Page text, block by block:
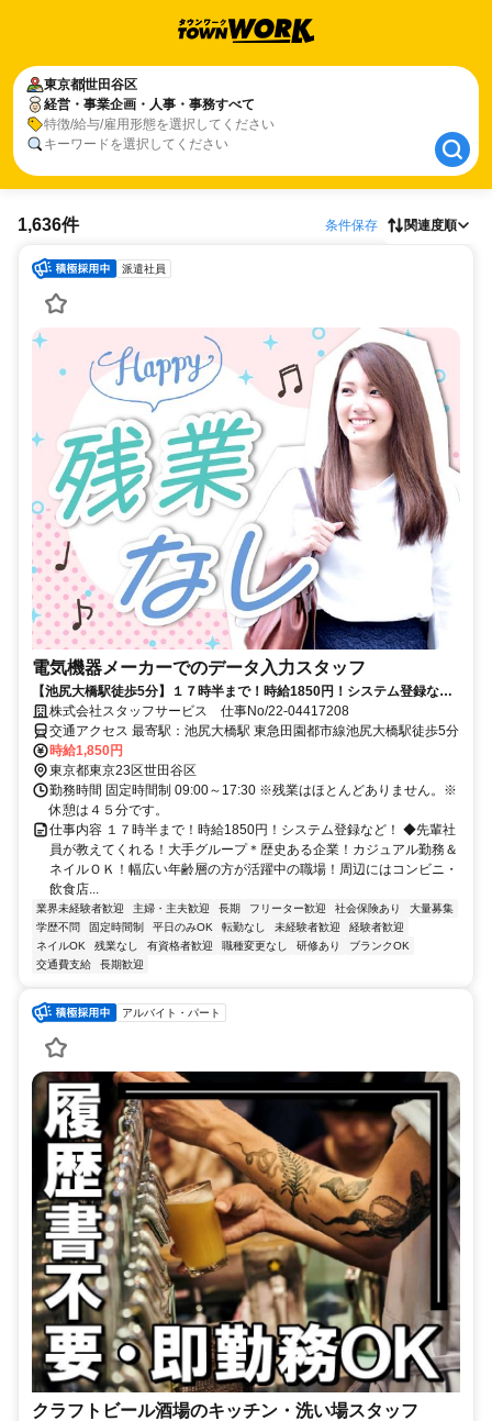
東京都世田谷区
経営・事業企画・人事・事務すべて
特徴/給与/雇用形態を選択してください
キーワードを選択してください
東京都世田谷区
経営・事業企画・人事・事務すべて
1,636件 条件保存 関連度順
派遣社員
電気機器メーカーでのデータ入力スタッフ
【池尻大橋駅徒歩5分】１７時半まで！時給1850円！システム登録な
ど！株式会社スタッフサービス 仕事No/22-04417208
交通アクセス 最寄駅：池尻大橋駅 東急田園都市線池尻大橋駅徒歩5分
時給1,850円
東京都東京23区世田谷区
勤務時間 固定時間制 09:00～17:30 ※残業はほとんどありません。※
休憩は４５分です。
仕事内容 １７時半まで！時給1850円！システム登録など！ ◆先輩社
員が教えてくれる！大手グループ＊歴史ある企業！カジュアル勤務＆
ネイルＯＫ！幅広い年齢層の方が活躍中の職場！周辺にはコンビニ・
飲食店...
業界未経験者歓迎 主婦・主夫歓迎 長期 フリーター歓迎 社会保険あり
大量募集
学歴不問
固定時間制 平日のみOK 転勤なし 未経験者歓迎
経験者歓迎
ネイルOK
残業なし 有資格者歓迎 職種変更なし 研修あり
ブランクOK
交通費支給
長期歓迎
アルバイト・パート
クラフトビール酒場のキッチン・洗い場スタッフ